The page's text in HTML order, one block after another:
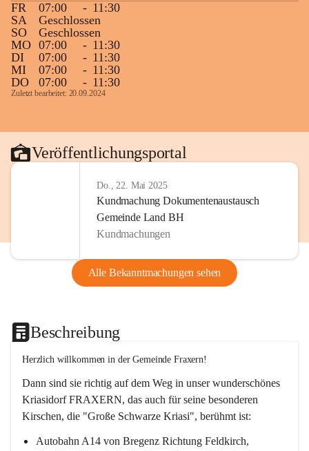
FR
07:00 - 11:30
SA
Geschlossen
SO
Geschlossen
MO 07:00 - 11:30
DI
07:00 - 11:30
MI
07:00 - 11:30
DO
07:00 - 11:30
Zuletzt bearbeitet: 20.09.2024
Veröffentlichungsportal
Do., 22. Mai 2025
Kundmachung Dokumentenaustausch
Gemeinde Land BH
Kundmachungen
Alle Bekanntmachungen sehen
Beschreibung
Herzlich willkommen in der Gemeinde Fraxern!
Dann sind sie richtig auf dem Weg in unser wunderschönes
Kriasidorf FRAXERN, das auch für seine besonderen
Kirschen, die "Große Schwarze Kriasi", berühmt ist:
Autobahn A14 von Bregenz Richtung Feldkirch,